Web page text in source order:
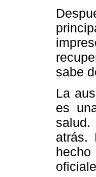
sabe
La
es
atrás.
hecho